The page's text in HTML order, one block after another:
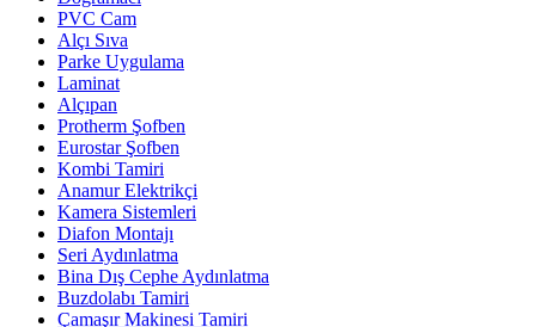
PVC Cam
Alçı Sıva
Parke Uygulama
Laminat
Alçıpan
Protherm Şofben
Eurostar Şofben
Kombi Tamiri
Anamur Elektrikçi
Kamera Sistemleri
Diafon Montajı
Seri Aydınlatma
Bina Dış Cephe Aydınlatma
Buzdolabı Tamiri
Çamaşır Makinesi Tamiri